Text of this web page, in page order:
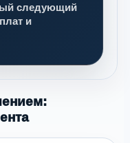
следующий
и